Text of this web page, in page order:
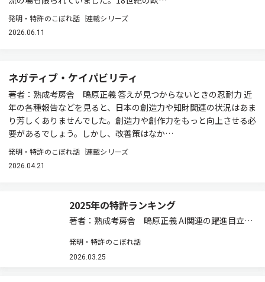
発明・特許のこぼれ話 連載シリーズ
2026.06.11
ネガティブ・ケイパビリティ
著者：熟成考房舎 鴫原正義 答えが見つからないときの忍耐力 近
年の各種報告などを見ると、日本の創造力や知財関連の状況はあま
り芳しくありませんでした。創造力や創作力をもっと向上させる必
要があるでしょう。しかし、改善策はなか…
発明・特許のこぼれ話 連載シリーズ
2026.04.21
2025年の特許ランキング
著者：熟成考房舎 鴫原正義 AI関連の躍進目立つ
米国特許商標庁の公開情報を基に前年の特許取得
ランキングなどを公開しています。ここでは隔年
発明・特許のこぼれ話
2026.03.25